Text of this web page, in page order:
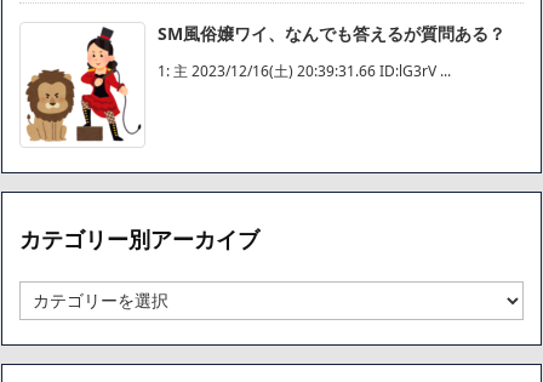
SM風俗嬢ワイ、なんでも答えるが質問ある？
1: 主 2023/12/16(土) 20:39:31.66 ID:lG3rV ...
カテゴリー別アーカイブ
テ
ゴ
リ